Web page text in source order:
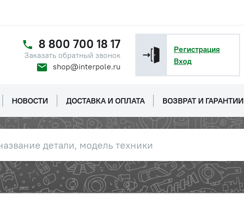
8 800 700 18 17
Заказать обратный звонок
shop@interpole.ru
Регистрация
Вход
НОВОСТИ ДОСТАВКА И ОПЛАТА ВОЗВРАТ И ГАРАНТИИ